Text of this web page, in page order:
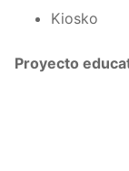
Kiosko
Proyecto